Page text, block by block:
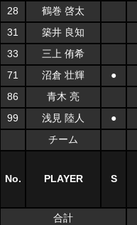
28
鶴巻 啓太
31
築井 良知
33
三上 侑希
71
沼倉 壮輝 ●
86
青木 亮
99
浅見 陸人 ●
チーム
No. PLAYER S
合計